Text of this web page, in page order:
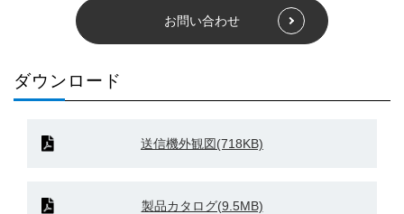
お問い合わせ
ダウンロード
送信機外観図(718KB)
製品カタログ(9.5MB)